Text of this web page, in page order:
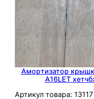
6
X
E
P
Амортизатор
A16LET
Артикул товара: 13117